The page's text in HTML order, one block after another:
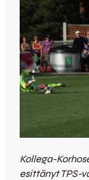
Kollega-
esittänyt TPS-